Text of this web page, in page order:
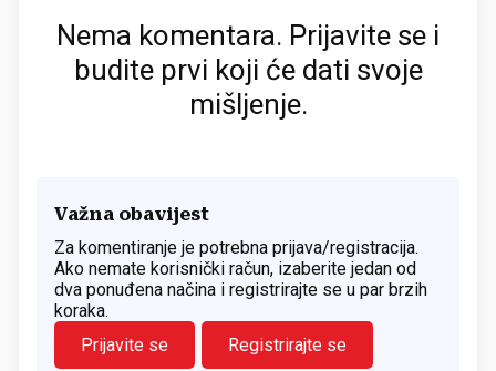
Nema komentara. Prijavite se i
budite prvi koji će dati svoje
mišljenje.
Važna obavijest
Za komentiranje je potrebna prijava/registracija.
Ako nemate korisnički račun, izaberite jedan od
dva ponuđena načina i registrirajte se u par brzih
koraka.
Prijavite se
Registrirajte se